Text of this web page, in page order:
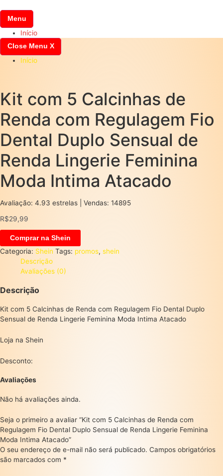
para
o
conteúdo
Menu
Início
Close Menu X
Início
Kit com 5 Calcinhas de
Renda com Regulagem Fio
Dental Duplo Sensual de
Renda Lingerie Feminina
Moda Intima Atacado
Avaliação: 4.93 estrelas | Vendas: 14895
R$29,99
Comprar na Shein
Categoria: Shein Tags: promos, shein
Descrição
Avaliações (0)
Descrição
Kit com 5 Calcinhas de Renda com Regulagem Fio Dental Duplo
Sensual de Renda Lingerie Feminina Moda Intima Atacado
Loja na Shein
Desconto:
Avaliações
Não há avaliações ainda.
Seja o primeiro a avaliar “Kit com 5 Calcinhas de Renda com
Regulagem Fio Dental Duplo Sensual de Renda Lingerie Feminina
Moda Intima Atacado”
O seu endereço de e-mail não será publicado. Campos obrigatórios
são marcados com *